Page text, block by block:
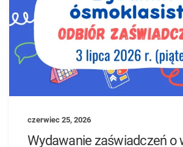
czerwiec 25, 2026
Wydawanie zaświadczeń o